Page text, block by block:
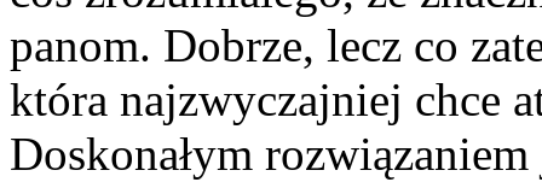
panom. Dobrze, lecz co
która najzwyczajniej chce
Doskonałym rozwiązaniem